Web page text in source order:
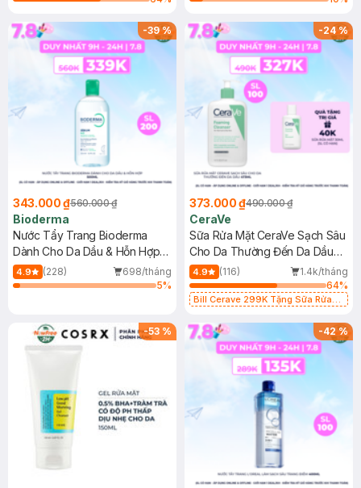
-39%
343.000 ₫560.000 ₫
Bioderma
Nước Tẩy Trang Bioderma
Dành Cho Da Dầu & Hỗn Hợp
500ml
4.9 (228)
698/tháng
5%
-24%
373.000 ₫490.000 ₫
CeraVe
Sữa Rửa Mặt CeraVe Sạch Sâu
Cho Da Thường Đến Da Dầu
473ml
4.9 (116)
1.4k/tháng
64%
Bill Cerave 299K Tặng Sữa Rửa
-53 % -42%